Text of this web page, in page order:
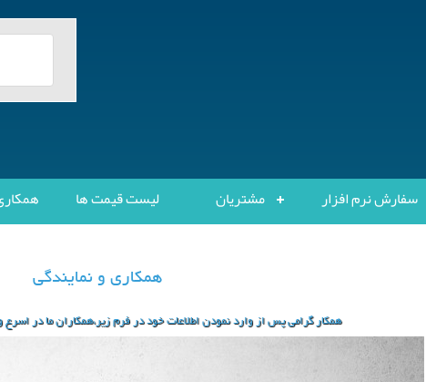
سفارش نرم افزار مشتریان لیست قیمت ها
همکاری و نمایندگی
همکار گرامی پس از وارد نمودن اطلاعات خود در فرم زیر،همکاران ما در